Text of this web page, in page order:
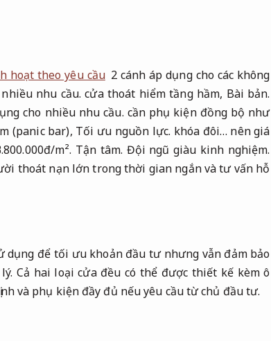
hoạt theo yêu cầu 2 cánh áp dụng cho các không
nhu cầu. cửa thoát hiểm tầng hầm, Bài bản.
cho nhiều nhu cầu. cần phụ kiện đồng bộ như
(panic bar), Tối ưu nguồn lực. khóa đôi… nên giá
m². Tận tâm. Đội ngũ giàu kinh nghiệm.
thoát nạn lớn trong thời gian ngắn và tư vấn hỗ
dụng để tối ưu khoản đầu tư nhưng vẫn đảm bảo
Cả hai loại cửa đều có thể được thiết kế kèm ô
và phụ kiện đầy đủ nếu yêu cầu từ chủ đầu tư.